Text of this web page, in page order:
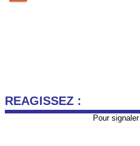
REAGISSEZ :
Pour